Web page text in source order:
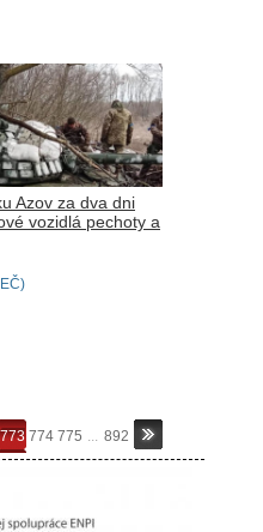
Azov za dva dni
vozidlá pechoty a
773 774 775 ... 892